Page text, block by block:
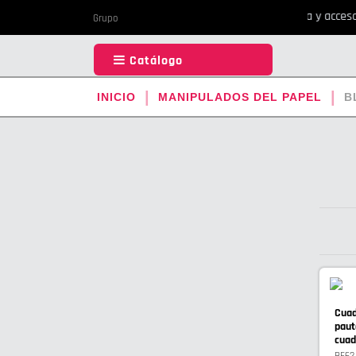
Grupo Tu todo en 1 de papelmática y
Catálogo
INICIO MANIPULADOS DEL PAPEL